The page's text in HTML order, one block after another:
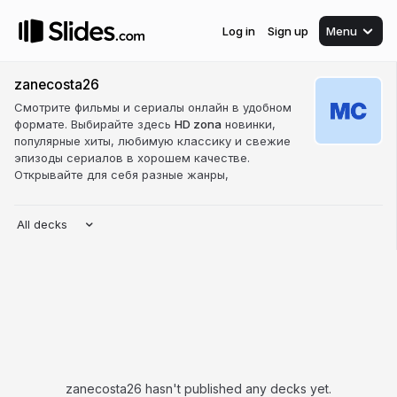
Log in Sign up Menu
zanecosta26
Смотрите фильмы и сериалы онлайн в удобном
формате. Выбирайте здесь HD zona новинки,
популярные хиты, любимую классику и свежие
эпизоды сериалов в хорошем качестве.
Открывайте для себя разные жанры,
All decks
zanecosta26 hasn't published any decks yet.